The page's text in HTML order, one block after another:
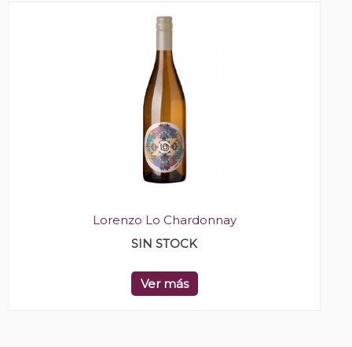
Lorenzo Lo Chardonnay
SIN STOCK
Ver más